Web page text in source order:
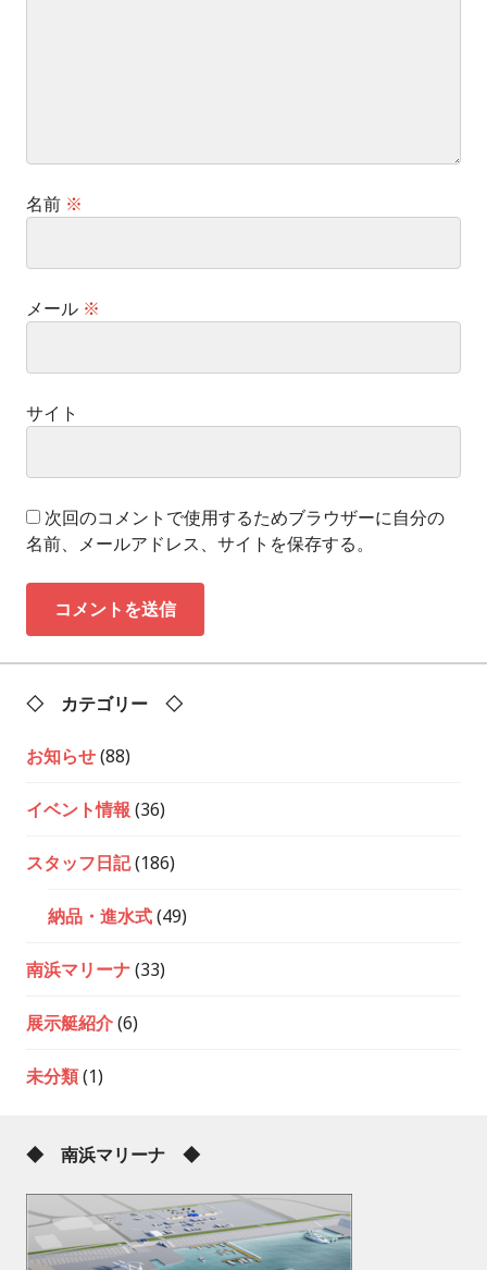
名前 ※
メール ※
サイト
次回のコメントで使用するためブラウザーに自分の
名前、メールアドレス、サイトを保存する。
◇ カテゴリー ◇
お知らせ(88)
イベント情報 (36)
スタッフ日記(186)
納品・進水式(49)
南浜マリーナ(33)
展示艇紹介(6)
未分類(1)
◆ 南浜マリーナ ◆